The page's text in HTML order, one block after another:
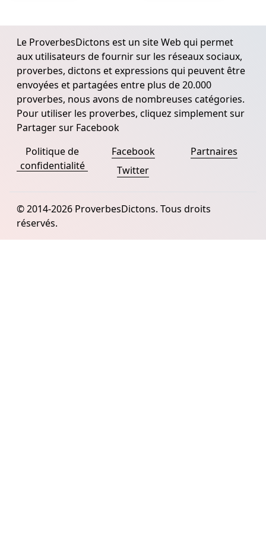
Le ProverbesDictons est un site Web qui permet
aux utilisateurs de fournir sur les réseaux sociaux,
proverbes, dictons et expressions qui peuvent être
envoyées et partagées entre plus de 20.000
proverbes, nous avons de nombreuses catégories.
Pour utiliser les proverbes, cliquez simplement sur
Partager sur Facebook
Politique de
confidentialité
Facebook
Twitter
Partnaires
© 2014-2026 ProverbesDictons. Tous droits
réservés.